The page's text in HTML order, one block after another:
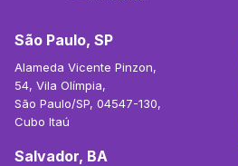
São Paulo, SP
Alameda Vicente Pinzon,
54, Vila Olímpia,
São Paulo/SP, 04547-130,
Cubo Itaú
Salvador, BA